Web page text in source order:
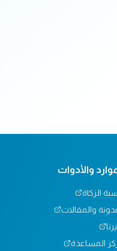
والأدوات
الزكاة
والمقالات
المساعدة